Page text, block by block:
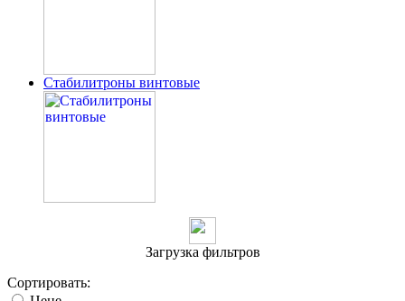
Стабилитроны винтовые
Загрузка фильтров
Сортировать: